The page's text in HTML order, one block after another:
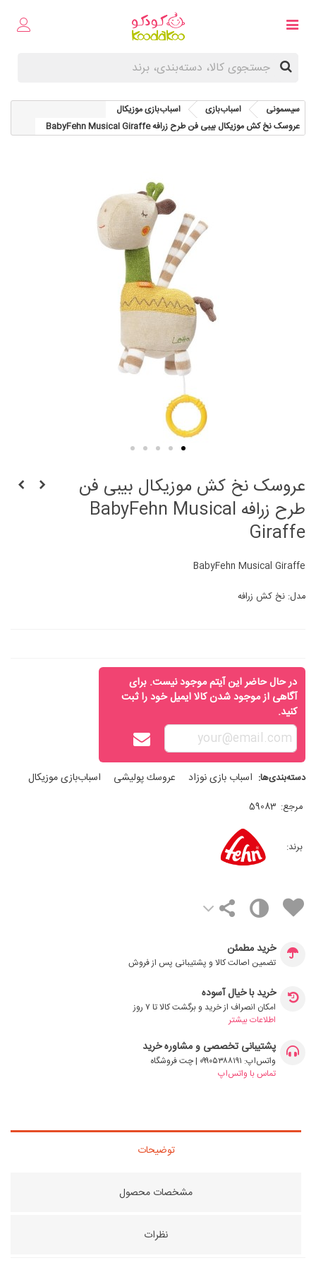
سیسمونی اسباب‌بازی
اسباب‌بازی موزیکال
عروسک نخ کش موزیکال بیبی فن طرح زرافه BabyFehn Musical Giraffe
عروسک نخ کش موزیکال بیبی فن
طرح زرافه BabyFehn Musical
Giraffe
BabyFehn Musical Giraffe
مدل: نخ کش زرافه
در حال حاضر این آیتم موجود نیست. برای
آگاهی از موجود شدن کالا ایمیل خود را ثبت
کنید.
دسته‌بندی‌ها: اسباب‌ بازی نوزاد عروسك پوليشی اسباب‌بازی موزیکال
مرجع: 59083
برند:
خرید مطمئن
تضمین اصالت کالا و پشتیبانی پس از فروش
خرید با خیال آسوده
امکان انصراف از خرید و برگشت کالا تا ۷ روز
اطلاعات بیشتر
پشتیبانی تخصصی و مشاوره خرید
واتس‌اپ: ۰۹۹۰۵۳۸۸۱۹۱ | چت فروشگاه
تماس با واتس‌اپ
توضیحات
مشخصات محصول
نظرات